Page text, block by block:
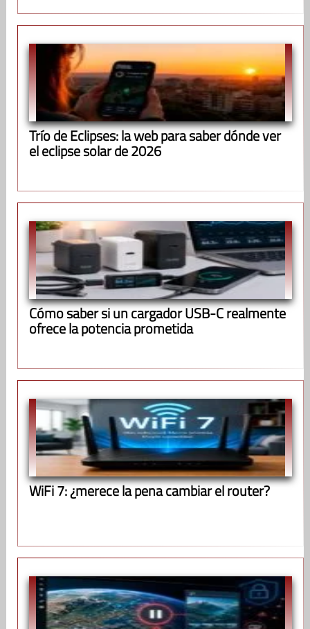
Trío de Eclipses: la web para saber dónde ver
el eclipse solar de 2026
Cómo saber si un cargador USB-C realmente
ofrece la potencia prometida
WiFi 7: ¿merece la pena cambiar el router?